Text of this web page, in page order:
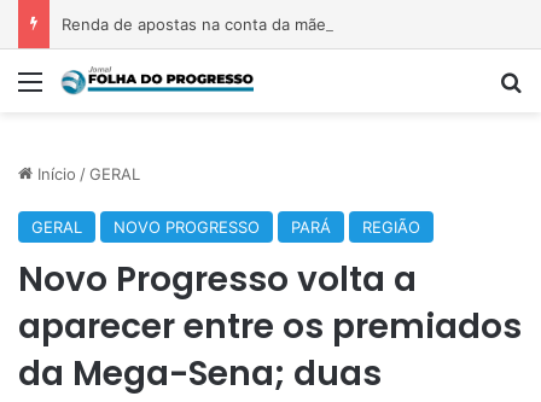
Menu
Início /GERAL
GERAL NOVO PROGRESSO PARÁ REGIÃO
Novo Progresso volta a
aparecer entre os premiados
da Mega-Sena; duas